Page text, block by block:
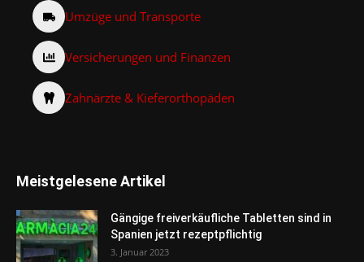
Umzüge und Transporte
Versicherungen und Finanzen
Zahnärzte & Kieferorthopäden
Meistgelesene Artikel
Gängige freiverkäufliche Tabletten sind in
Spanien jetzt rezeptpflichtig
3. Januar 2023